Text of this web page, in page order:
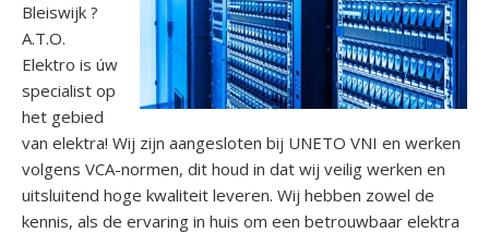
Bleiswijk ?
A.T.O.
Elektro is úw
specialist op
het gebied
van elektra! Wij zijn aangesloten bij UNETO VNI en werken
volgens VCA-normen, dit houd in dat wij veilig werken en
uitsluitend hoge kwaliteit leveren. Wij hebben zowel de
kennis, als de ervaring in huis om een betrouwbaar elektra